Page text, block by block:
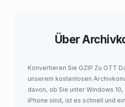
Über
Konvertieren Sie GZIP Zu OTT
unserem kostenlosen
davon, ob Sie unter Windows
iPhone sind, ist es schnell und